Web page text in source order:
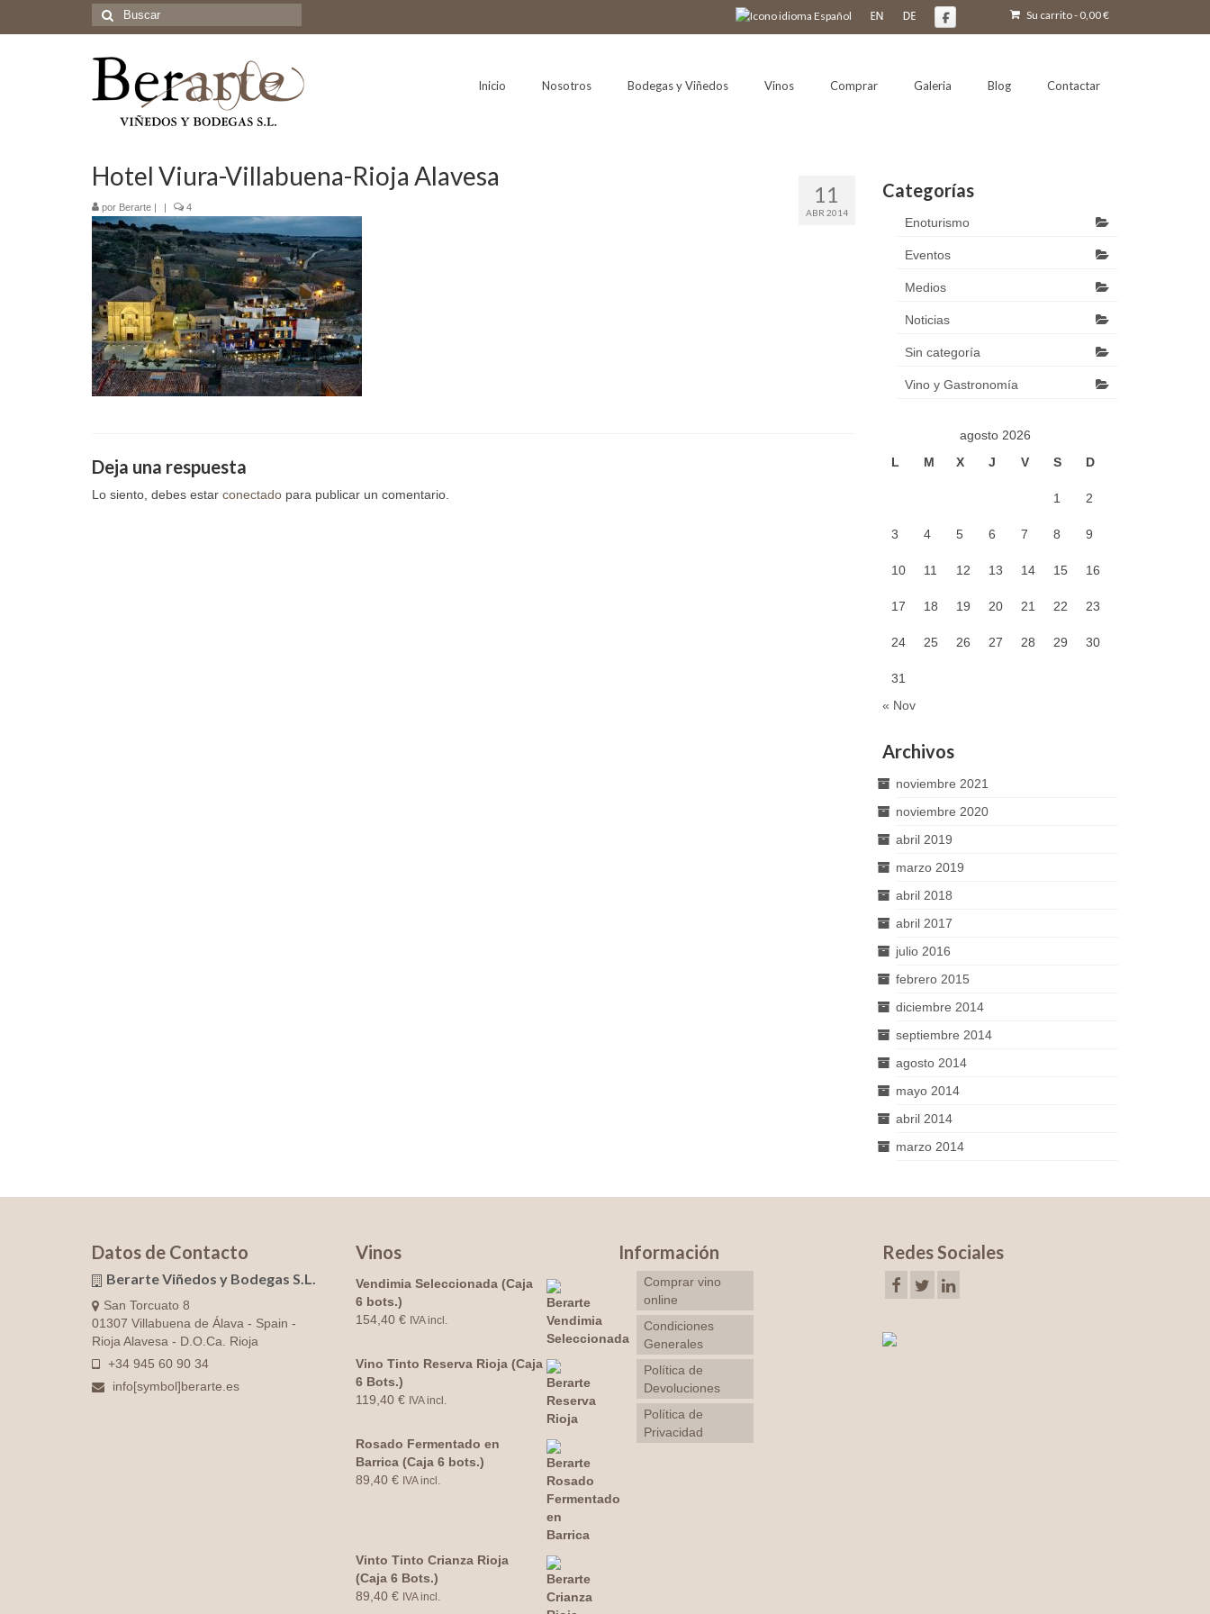
Su carrito- 0,00€
Buscar
por:
Inicio Nosotros Bodegas y Viñedos Vinos Comprar Galeria Blog Contactar
11
ABR 2014
Hotel Viura-Villabuena-Rioja Alavesa
por Berarte | | 4
Deja una respuesta
Lo siento, debes estar conectado para publicar un comentario.
Categorías
Enoturismo
Eventos
Medios
Noticias
Sin categoría
Vino y Gastronomía
agosto 2026
L
M X J V S D
1 2
3 4 5 6 7 8 9
10 11 12 13 14 15 16
17 18 19 20 21 22 23
24 25 26 27 28 29 30
31
« Nov
Archivos
noviembre 2021
noviembre 2020
abril 2019
marzo 2019
abril 2018
abril 2017
julio 2016
febrero 2015
diciembre 2014
septiembre 2014
agosto 2014
mayo 2014
abril 2014
marzo 2014
Datos de Contacto
Berarte Viñedos y Bodegas S.L.
San Torcuato 8
01307 Villabuena de Álava - Spain -
Rioja Alavesa - D.O.Ca. Rioja
+34 945 60 90 34
info[symbol]berarte.es
Vinos
Vendimia Seleccionada (Caja
6 bots.)
154,40 € IVA incl.
Vino Tinto Reserva Rioja (Caja
6 Bots.)
119,40 € IVA incl.
Rosado Fermentado en
Barrica (Caja 6 bots.)
89,40 € IVA incl.
Vinto Tinto Crianza Rioja
(Caja 6 Bots.)
89,40 € IVA incl.
Información
Comprar vino
online
Condiciones
Generales
Política de
Devoluciones
Política de
Privacidad
Redes Sociales